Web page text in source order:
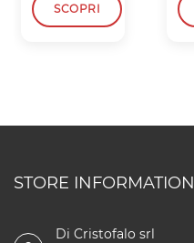
SCOPRI
STORE INFORMATION
Di Cristofalo srl